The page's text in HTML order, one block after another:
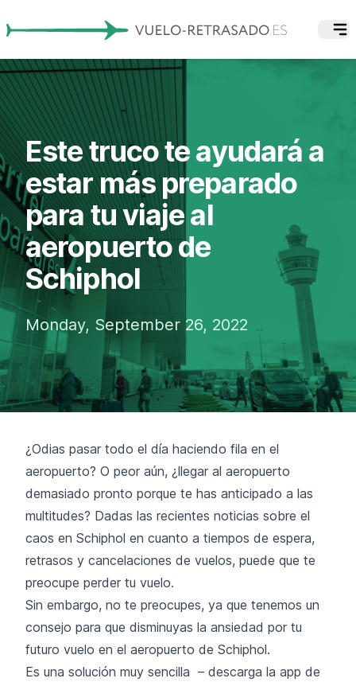
Este truco te ayudará a
estar más preparado
para tu viaje al
aeropuerto de
Schiphol
Monday, September 26, 2022
¿Odias pasar todo el día haciendo fila en el
aeropuerto? O peor aún, ¿llegar al aeropuerto
demasiado pronto porque te has anticipado a las
multitudes? Dadas las recientes noticias sobre el
caos en Schiphol en cuanto a tiempos de espera,
retrasos y cancelaciones de vuelos, puede que te
preocupe perder tu vuelo.
Sin embargo, no te preocupes, ya que tenemos un
consejo para que disminuyas la ansiedad por tu
futuro vuelo en el aeropuerto de Schiphol.
Es una solución muy sencilla – descarga la app de